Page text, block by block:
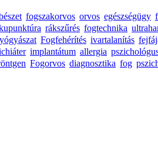
fogszakorvos orvos egészségügy
rákszűrés fogtechnika
Fogfehérítés ivartalanítás
implantátum allergia
Fogorvos diagnosztika fog